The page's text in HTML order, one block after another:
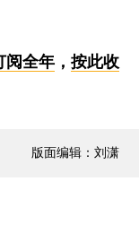
阅全年， 按此收
版面编辑：刘潇